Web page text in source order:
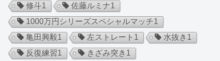
修斗1 佐藤ルミナ1
1000万円シリーズスペシャルマッチ1
亀田興毅1 左ストレート 1 水抜き 1
反復練習1 きざみ突き 1